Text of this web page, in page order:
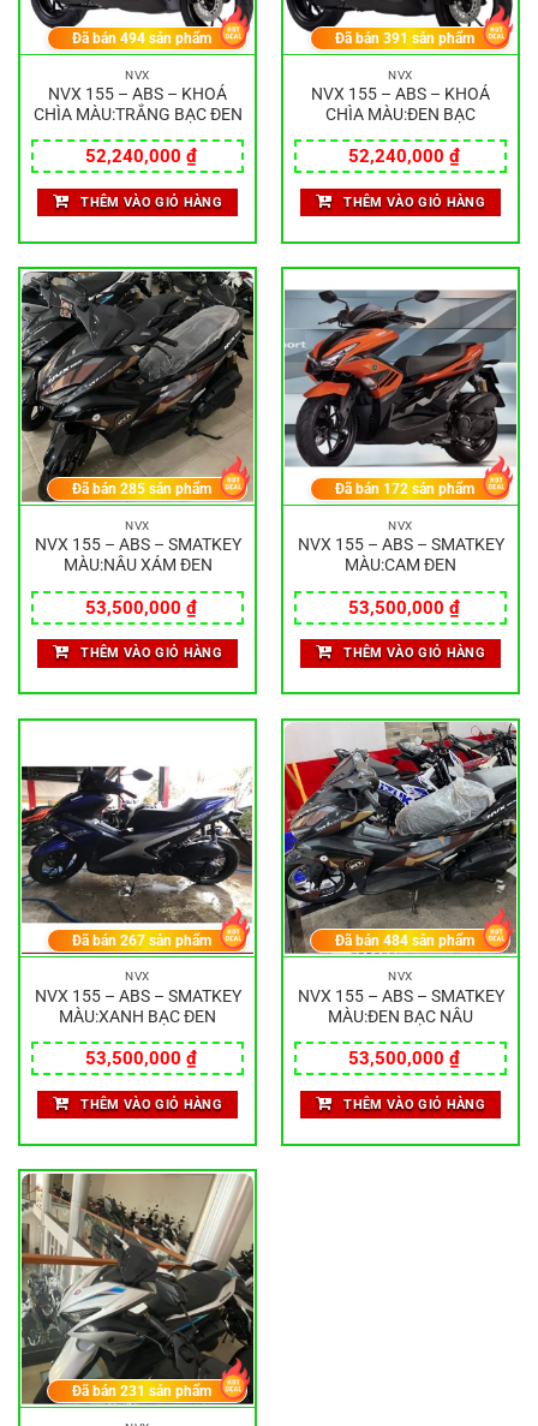
NVX
NVX 155 – ABS – KHOÁ
CHÌA MÀU:TRẮNG BẠC ĐEN
52,240,000 ₫
Đã bán494 sản phẩm
THÊM VÀO GIỎ HÀNG
NVX
NVX 155 – ABS – KHOÁ
CHÌA MÀU:ĐEN BẠC
52,240,000 ₫
Đã bán391 sản phẩm
THÊM VÀO GIỎ HÀNG
NVX
NVX 155 – ABS – SMATKEY
MÀU:NÂU XÁM ĐEN
53,500,000 ₫
Đã bán285 sản phẩm
THÊM VÀO GIỎ HÀNG
NVX
NVX 155 – ABS – SMATKEY
MÀU:CAM ĐEN
53,500,000 ₫
Đã bán 172 sản phẩm
THÊM VÀO GIỎ HÀNG
NVX
NVX 155 – ABS – SMATKEY
MÀU:XANH BẠC ĐEN
53,500,000 ₫
Đã bán267 sản phẩm
THÊM VÀO GIỎ HÀNG
NVX
NVX 155 – ABS – SMATKEY
MÀU:ĐEN BẠC NÂU
53,500,000 ₫
Đã bán484 sản phẩm
THÊM VÀO GIỎ HÀNG
Đã bán231 sản phẩm